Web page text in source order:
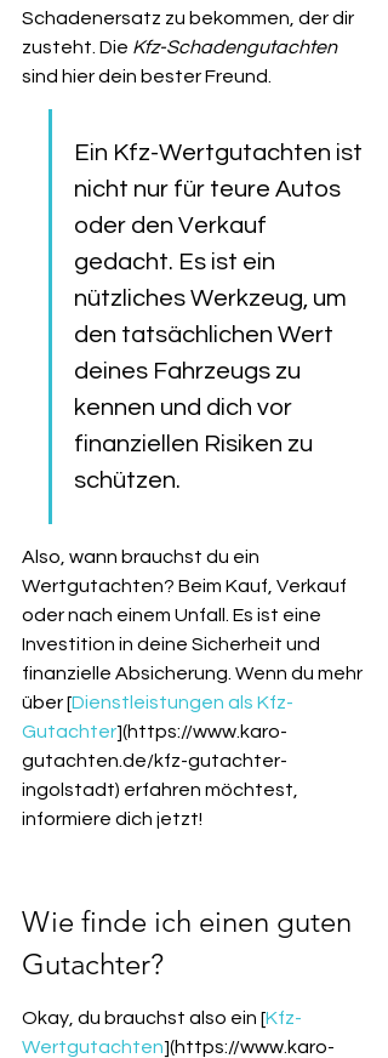
Schadenersatz zu bekommen, der dir
zusteht. Die Kfz-Schadengutachten
sind hier dein bester Freund.
Ein Kfz-Wertgutachten ist
nicht nur für teure Autos
oder den Verkauf
gedacht. Es ist ein
nützliches Werkzeug, um
den tatsächlichen Wert
deines Fahrzeugs zu
kennen und dich vor
finanziellen Risiken zu
schützen.
Also, wann brauchst du ein
Wertgutachten? Beim Kauf, Verkauf
oder nach einem Unfall. Es ist eine
Investition in deine Sicherheit und
finanzielle Absicherung. Wenn du mehr
über [Dienstleistungen als Kfz-
Gutachter](https://www.karo-
gutachten.de/kfz-gutachter-
ingolstadt) erfahren möchtest,
informiere dich jetzt!
Wie finde ich einen guten
Gutachter?
Okay, du brauchst also ein [Kfz-
Wertgutachten](https://www.karo-